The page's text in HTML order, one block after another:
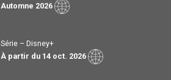
Automne 2026
Série – Disney+
À partir du 14 oct. 2026